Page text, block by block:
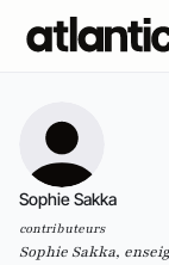
Sophie Sakka
contributeurs
Sophie Sakka,